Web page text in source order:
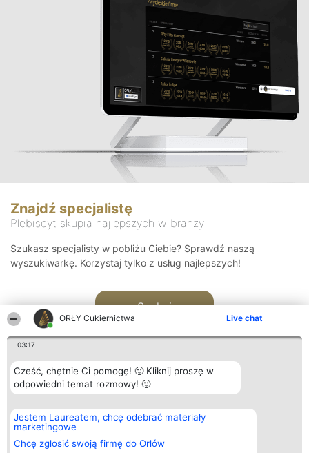
ORŁY Cukiernictwa Live chat
03:17
Cześć, chętnie Ci pomogę! 🙂 Kliknij proszę w
odpowiedni temat rozmowy! 🙂
Jestem Laureatem, chcę odebrać materiały
marketingowe
Chcę zgłosić swoją firmę do Orłów
Znajdź specjalistę
Plebiscyt skupia najlepszych w branży
Szukasz specjalisty w pobliżu Ciebie? Sprawdź naszą
wyszukiwarkę. Korzystaj tylko z usług najlepszych!
Szukaj
Organizator plebiscytu
Bright Side Solutions sp. z o.
o. sp. k.
ul. Ruska 22
Wrocław 50-079
Plebiscyt
Laureaci
wszystkich
Laureatów
Kontakt
Kontakt